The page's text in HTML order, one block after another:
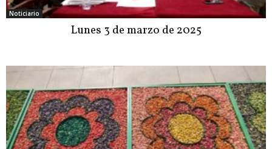
Noticiario
Lunes 3 de marzo de 2025